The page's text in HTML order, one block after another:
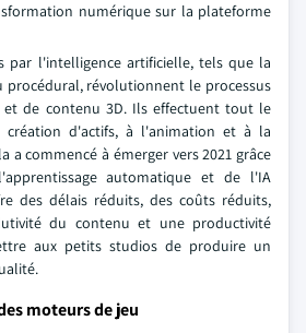
numérique sur la plateforme
par l'intelligence artificielle, tels que la
procédural, révolutionnent le processus
et de contenu 3D. Ils effectuent tout le
création d'actifs, à l'animation et à la
a commencé à émerger vers 2021 grâce
automatique et de l'IA
des délais réduits, des coûts réduits,
du contenu et une productivité
aux petits studios de produire un
moteurs de jeu